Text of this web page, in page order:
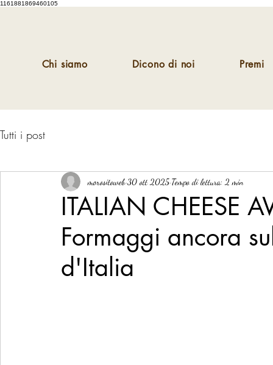
1161881869460105
Chi siamo Dicono di noi Premi
Tutti i post
ITALIAN CHEESE
Formaggi ancora
d'Italia
morositoweb30 ott 2025 Tempo di lettura: 2 min